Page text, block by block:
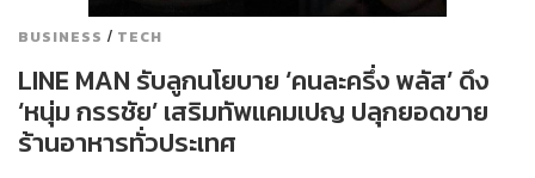
BUSINESS / TECH
LINE MAN รับลูกนโยบาย ‘คนละครึ่ง พลัส’ ดึง
‘หนุ่ม กรรชัย’ เสริมทัพแคมเปญ ปลุกยอดขาย
ร้านอาหารทั่วประเทศ